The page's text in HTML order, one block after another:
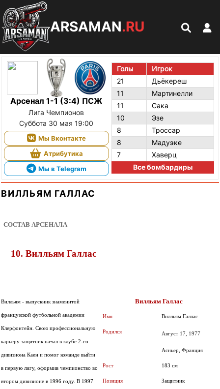
ARSAMAN.RU
Арсенал 1-1 (3:4) ПСЖ
Лига Чемпионов
Суббота 30 мая 19:00
Мы Вконтакте
Атрибутика
Мы в Telegram
Голы
Игрок
21
Дьёкереш
11
Мартинелли
11
Сака
10
Эзе
8
Троссар
8
Мадуэке
7
Хаверц
Все бомбардиры
ВИЛЛЬЯМ ГАЛЛАС
СОСТАВ АРСЕНАЛА
10. Вилльям Галлас
Вилльям - выпускник знаменитой
французской футбольной академии
Клерфонтейн. Свою профессиональную
карьеру защитник начал в клубе 2-го
дивизиона Каен и помог команде выйти
в первую лигу, оформив чемпионство во
втором дивизионе в 1996 году. В 1997
Вилльям Галлас
Имя Вилльям Галлас
Родился Август 17, 1977
Асньер, Франция
Рост 183 см
Позиция Защитник